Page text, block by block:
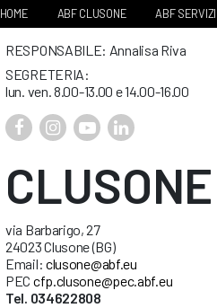
HOME ABF CLUSONE ABF SERVIZI
RESPONSABILE: Annalisa Riva
SEGRETERIA:
lun. ven. 8.00-13.00 e 14.00-16.00
CLUSONE
via Barbarigo, 27
24023 Clusone (BG)
Email: clusone@abf.eu
PEC cfp.clusone@pec.abf.eu
Tel. 034622808